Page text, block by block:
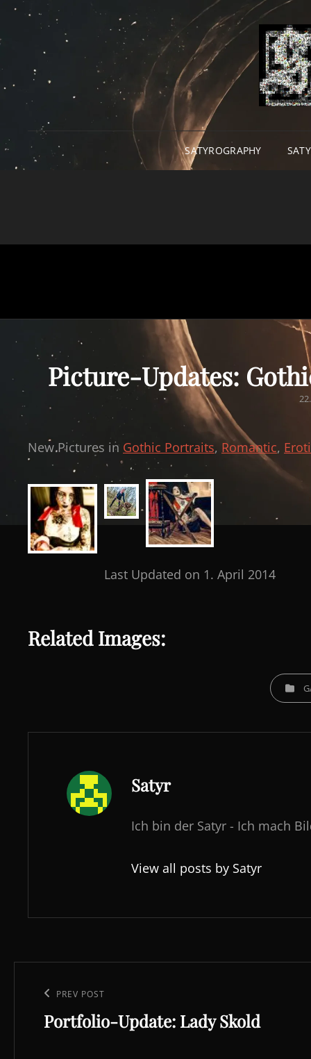
SATYROGRAPHY
Picture-Updates:
New Pictures in Gothic Portraits, Romantic,
Last Updated on 1. April 2014
Related Images:
Author:
Satyr
Ich bin der Satyr - Ich mach
View all posts by Satyr
Previous
Post
PREV POST
Portfolio-Update: Lady Skold